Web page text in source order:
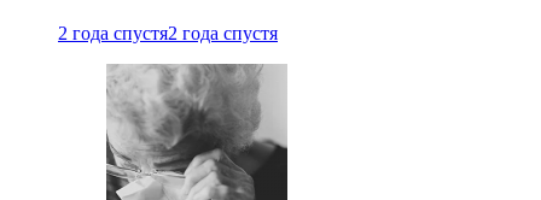
2 года спустя2 года спустя